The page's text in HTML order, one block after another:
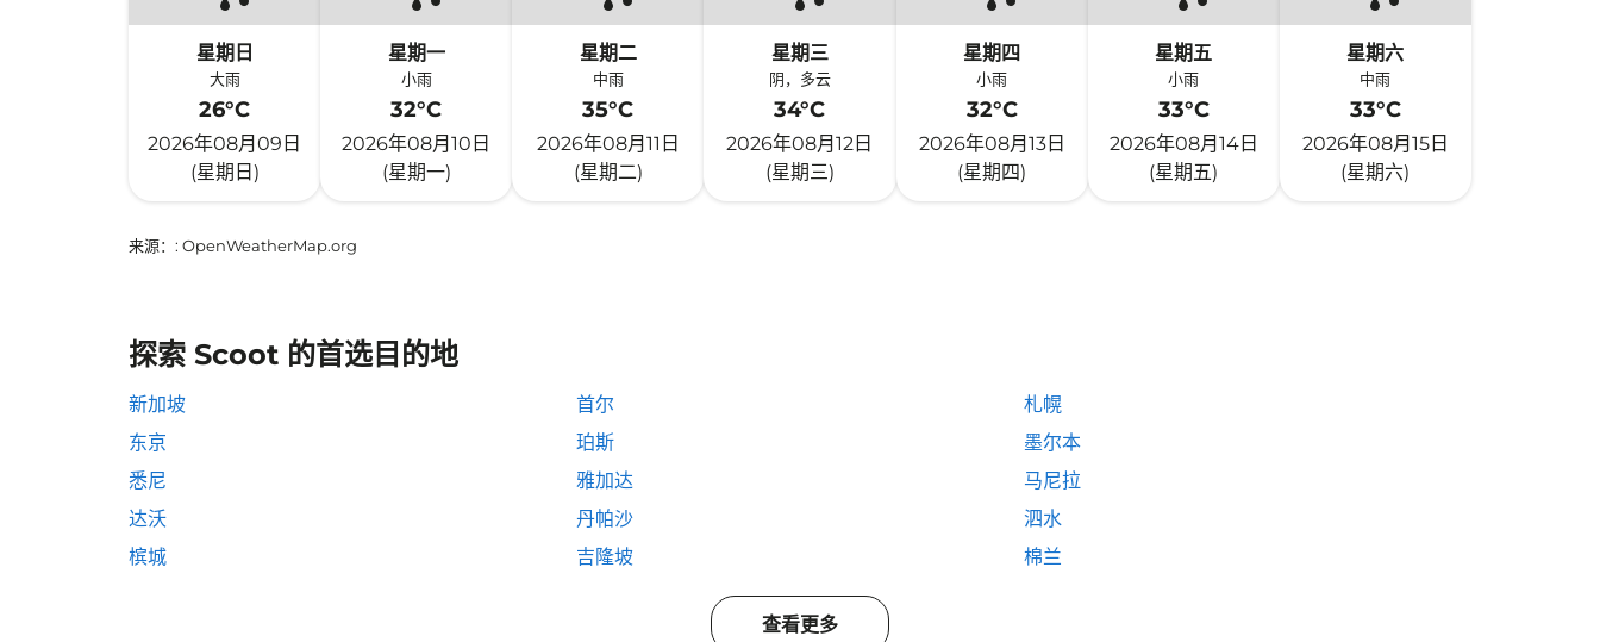
星期日
大雨
26°C
2026年08月09日
(星期日)
星期一
小雨
32°C
2026年08月10日
(星期一)
星期二
中雨
35°C
2026年08月11日
(星期二)
星期三
阴，多云
34°C
2026年08月12日
(星期三)
星期四
小雨
32°C
2026年08月13日
(星期四)
星期五
小雨
33°C
2026年08月14日
(星期五)
星期六
中雨
33°C
2026年08月15日
(星期六)
来源： : OpenWeatherMap.org
探索 Scoot 的首选目的地
新加坡 首尔
札幌
东京
珀斯
墨尔本
悉尼
雅加达
马尼拉
达沃
丹帕沙
泗水
槟城
吉隆坡 棉兰
查看更多